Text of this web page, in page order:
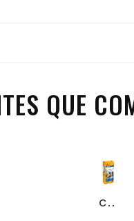
QUE
CEMENTO COLA PEGOLAND...